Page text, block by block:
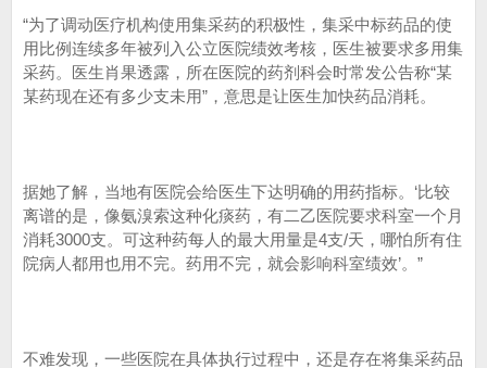
“为了调动医疗机构使用集采药的积极性，集采中标药品的使
用比例连续多年被列入公立医院绩效考核，医生被要求多用集
采药。医生肖果透露，所在医院的药剂科会时常发公告称“某
某药现在还有多少支未用”，意思是让医生加快药品消耗。
据她了解，当地有医院会给医生下达明确的用药指标。‘比较
离谱的是，像氨溴索这种化痰药，有二乙医院要求科室一个月
消耗3000支。可这种药每人的最大用量是4支/天，哪怕所有住
院病人都用也用不完。药用不完，就会影响科室绩效’。”
不难发现，一些医院在具体执行过程中，还是存在将集采药品